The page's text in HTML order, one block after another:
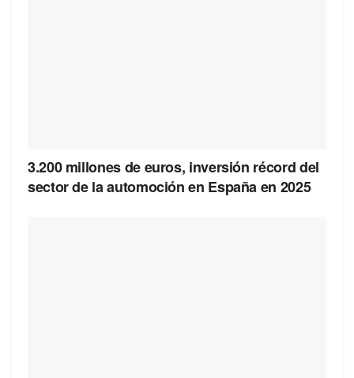
3.200 millones de euros, inversión récord del
sector de la automoción en España en 2025